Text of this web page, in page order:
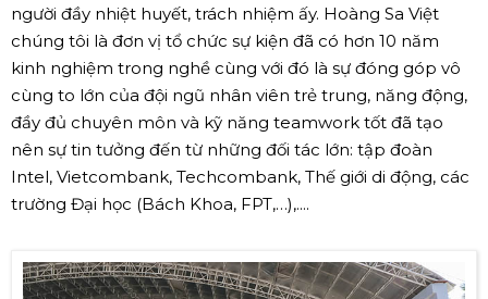
người đầy nhiệt huyết, trách nhiệm ấy. Hoàng Sa Việt
chúng tôi là đơn vị tổ chức sự kiện đã có hơn 10 năm
kinh nghiệm trong nghề cùng với đó là sự đóng góp vô
cùng to lớn của đội ngũ nhân viên trẻ trung, năng động,
đầy đủ chuyên môn và kỹ năng teamwork tốt đã tạo
nên sự tin tưởng đến từ những đối tác lớn: tập đoàn
Intel, Vietcombank, Techcombank, Thế giới di động, các
trường Đại học (Bách Khoa, FPT,…),....